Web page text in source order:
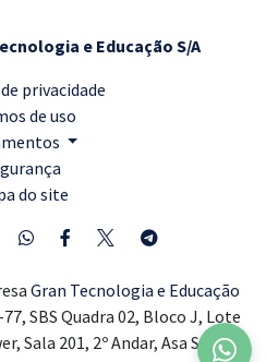
e Educação S/A
privacidade
de uso
do site
Gran Tecnologia e Educação
SBS Quadra 02, Bloco J, Lote
Sala 201, 2º Andar, Asa Sul,